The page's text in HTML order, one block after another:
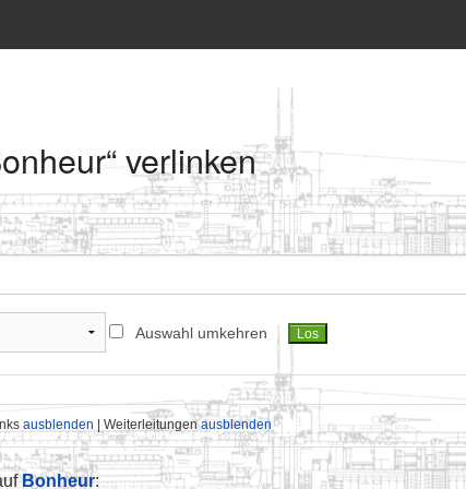
verlinken
Auswahl umkehren
ausblenden | Weiterleitungenausblenden
Bonheur: